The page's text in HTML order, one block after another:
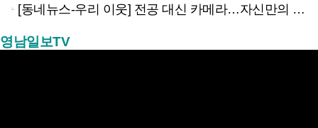
[동네뉴스-우리 이웃] 전공 대신 카메라…자신만의 ‘웨딩스냅’ 철학 만든 당찬 청년
영남일보TV